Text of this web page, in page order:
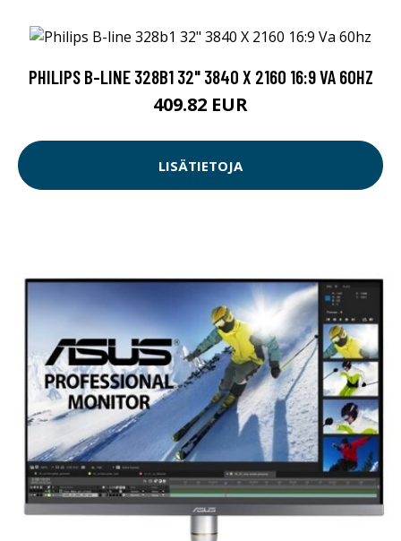
PHILIPS B-LINE 328B1 32" 3840 X 2160 16:9 VA 60HZ
409.82 EUR
LISÄTIETOJA